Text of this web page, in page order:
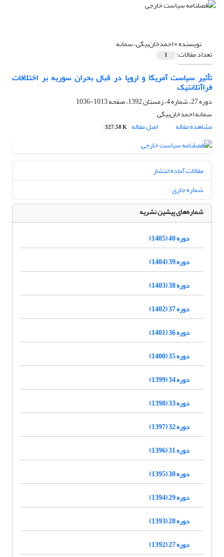
نویسنده =احمدخان‌بیگی، سمانه
تعداد مقالات: 1
تأثیر سیاست‌ آمریکا و اروپا در قبال بحران سوریه بر اختلافات
فراآتلانتیک
دوره 27، شماره 4، زمستان 1392، صفحه
1013-1036
سمانه احمدخان‌بیگی
مشاهده مقاله
اصل مقاله 327.58 K
مقالات آماده انتشار
شماره جاری
شماره‌های پیشین نشریه
دوره 40 (1405)
دوره 39 (1404)
دوره 38 (1403)
دوره 37 (1402)
دوره 36 (1401)
دوره 35 (1400)
دوره 34 (1399)
دوره 33 (1398)
دوره 32 (1397)
دوره 31 (1396)
دوره 30 (1395)
دوره 29 (1394)
دوره 28 (1393)
دوره 27 (1392)